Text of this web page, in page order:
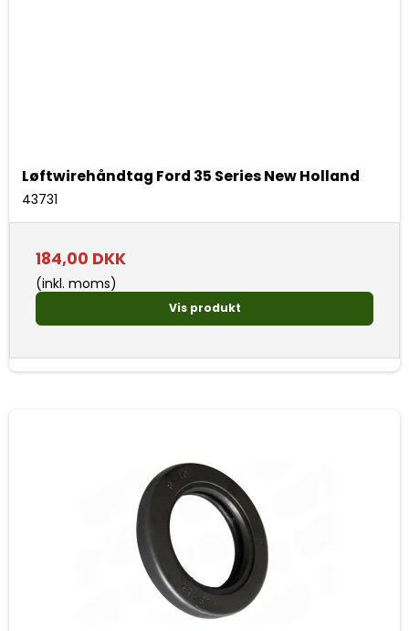
Løftwirehåndtag Ford 35 Series New Holland
43731
184,00 DKK
(inkl. moms)
Vis produkt